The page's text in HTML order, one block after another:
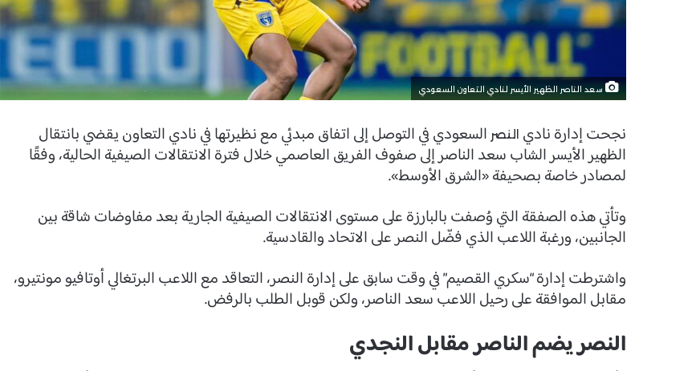
سعد الناصر الظهير الأيسر لنادي التعاون السعودي
نجحت إدارة نادي النصر السعودي في التوصل إلى اتفاق مبدئي مع نظيرتها في نادي التعاون يقضي بانتقال
الظهير الأيسر الشاب سعد الناصر إلى صفوف الفريق العاصمي خلال فترة الانتقالات الصيفية الحالية، وفقًا
لمصادر خاصة بصحيفة «الشرق الأوسط».
وتأتي هذه الصفقة التي وُصفت بالبارزة على مستوى الانتقالات الصيفية الجارية بعد مفاوضات شاقة بين
الجانبين، ورغبة اللاعب الذي فضّل النصر على الاتحاد والقادسية.
واشترطت إدارة “سكري القصيم” في وقت سابق على إدارة النصر، التعاقد مع اللاعب البرتغالي أوتافيو مونتيرو،
مقابل الموافقة على رحيل اللاعب سعد الناصر، ولكن قوبل الطلب بالرفض.
النصر يضم الناصر مقابل النجدي